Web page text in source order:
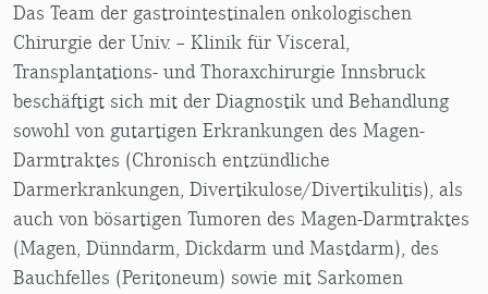
Das Team der gastrointestinalen onkologischen
Chirurgie der Univ. – Klinik für Visceral,
Transplantations- und Thoraxchirurgie Innsbruck
beschäftigt sich mit der Diagnostik und Behandlung
sowohl von gutartigen Erkrankungen des Magen-
Darmtraktes (Chronisch entzündliche
Darmerkrankungen, Divertikulose/Divertikulitis), als
auch von bösartigen Tumoren des Magen-Darmtraktes
(Magen, Dünndarm, Dickdarm und Mastdarm), des
Bauchfelles (Peritoneum) sowie mit Sarkomen